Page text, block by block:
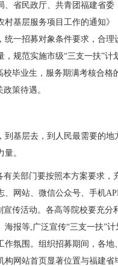
、省民政厅、共青团福建省委
村基层服务项目工作的通知》
统一招募对象条件要求，合理
，规范实施市级“三支一扶”计
校毕业生，服务期满考核合格
策待遇。
到基层去，到人民最需要的地
。
有关部门要按照本方案要求，
、网站、微信公众号、手机
宣传活动。各高等院校要充分
海报等,广泛宣传“三支一扶”计
作氛围。组织招募期间，各地
构网站首页显著位置与福建省